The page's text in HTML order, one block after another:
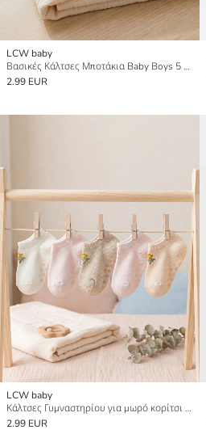
LCW baby
Βασικές Κάλτσες Μποτάκια Baby Boys 5 Συσκευασίες
2.99 EUR
LCW baby
Κάλτσες Γυμναστηρίου για μωρό κορίτσι 5 Pack
2.99 EUR